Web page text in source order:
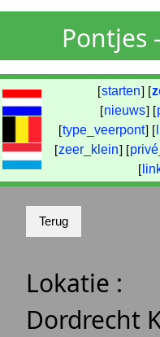
Pontjes
[starten] [
[nieuws] [
[type_veerpont] [
[zeer_klein] [
[
Lokatie :
Dordrecht